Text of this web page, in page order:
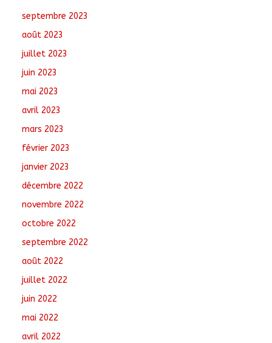
septembre 2023
août 2023
juillet 2023
juin 2023
mai 2023
avril 2023
mars 2023
février 2023
janvier 2023
décembre 2022
novembre 2022
octobre 2022
septembre 2022
août 2022
juillet 2022
juin 2022
mai 2022
avril 2022